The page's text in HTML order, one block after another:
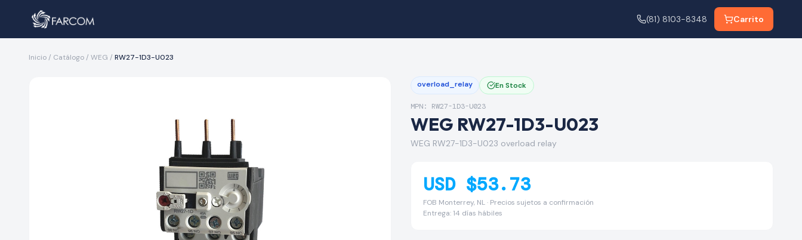
(81) 8103-8348 Carrito
Inicio / Catálogo / WEG / RW27-1D3-U023
overload_relay En Stock
MPN: RW27-1D3-U023
WEG RW27-1D3-U023
WEG RW27-1D3-U023 overload relay
USD $53.73
FOB Monterrey, NL · Precios sujetos a confirmación
Entrega: 14 días hábiles